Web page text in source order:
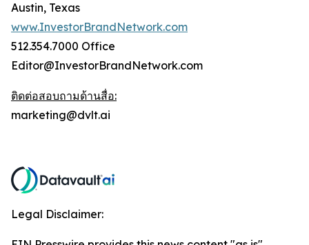
Austin, Texas
www.InvestorBrandNetwork.com
512.354.7000 Office
Editor@InvestorBrandNetwork.com
ติดต่อสอบถามด้านสื่อ:
marketing@dvlt.ai
Legal Disclaimer: